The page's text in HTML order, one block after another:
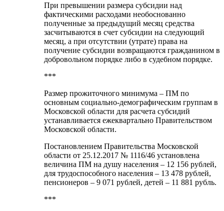
При превышении размера субсидии над
фактическими расходами необоснованно
полученные за предыдущий месяц средства
засчитываются в счет субсидии на следующий
месяц, а при отсутствии (утрате) права на
получение субсидии возвращаются гражданином в
добровольном порядке либо в судебном порядке.
***
Размер прожиточного минимума – ПМ по
основным социально-демографическим группам в
Московской области для расчета субсидий
устанавливается ежеквартально Правительством
Московской области.
Постановлением Правительства Московской
области от 25.12.2017 № 1116/46 установлена
величина ПМ на душу населения – 12 156 рублей,
для трудоспособного населения – 13 478 рублей,
пенсионеров – 9 071 рублей, детей – 11 881 рубль.
***